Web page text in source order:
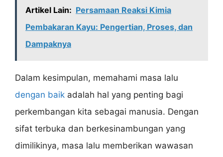
Artikel Lain: Persamaan Reaksi Kimia
Pembakaran Kayu: Pengertian, Proses, dan
Dampaknya
Dalam kesimpulan, memahami masa lalu
dengan baik adalah hal yang penting bagi
perkembangan kita sebagai manusia. Dengan
sifat terbuka dan berkesinambungan yang
dimilikinya, masa lalu memberikan wawasan